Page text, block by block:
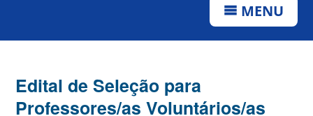
MENU
Edital de Seleção para
Professores/as Voluntários/as